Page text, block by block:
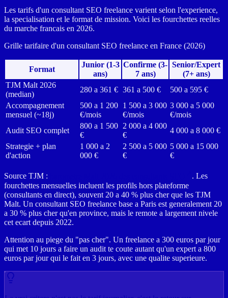
Les tarifs d'un consultant SEO freelance varient selon l'experience,
la specialisation et le format de mission. Voici les fourchettes reelles
du marche francais en 2026.
Grille tarifaire d'un consultant SEO freelance en France (2026)
Format
Junior (1-3
ans)
Confirme (3-
7 ans)
Senior/Expert
(7+ ans)
TJM Malt 2026
(median)
280 a 361 € 361 a 500 €
500 a 595 €
Accompagnement
mensuel (~18j)
500 a 1 200
€/mois
1 500 a 3 000
€/mois
3 000 a 5 000
€/mois
Audit SEO complet
800 a 1 500
€
2 000 a 4 000
€
4 000 a 8 000 €
Strategie + plan
d'action
1 000 a 2
000 €
2 500 a 5 000
€
5 000 a 15 000
€
Source TJM :
. Les
fourchettes mensuelles incluent les profils hors plateforme
(consultants en direct), souvent 20 a 40 % plus cher que les TJM
Malt. Un consultant SEO freelance base a Paris est generalement 20
a 30 % plus cher qu'en province, mais le remote a largement nivele
cet ecart depuis 2022.
Attention au piege du "pas cher". Un freelance a 300 euros par jour
qui met 10 jours a faire un audit te coute autant qu'un expert a 800
euros par jour qui le fait en 3 jours, avec une qualite superieure.